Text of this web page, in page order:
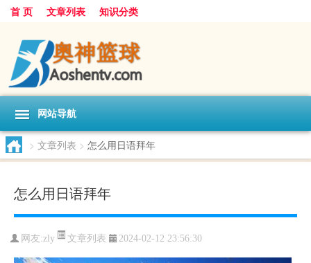
首 页 文章列表 知识分类
网站导航
> 文章列表 > 怎么用日语拜年
怎么用日语拜年
网友:zly 文章列表 2024-02-12 23:56:30